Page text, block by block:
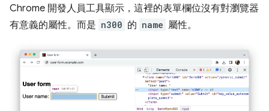
Chrome 開發人員工具顯示，這裡的表單欄位沒有對瀏覽器
有意義的屬性。而是 n300 的 name 屬性。